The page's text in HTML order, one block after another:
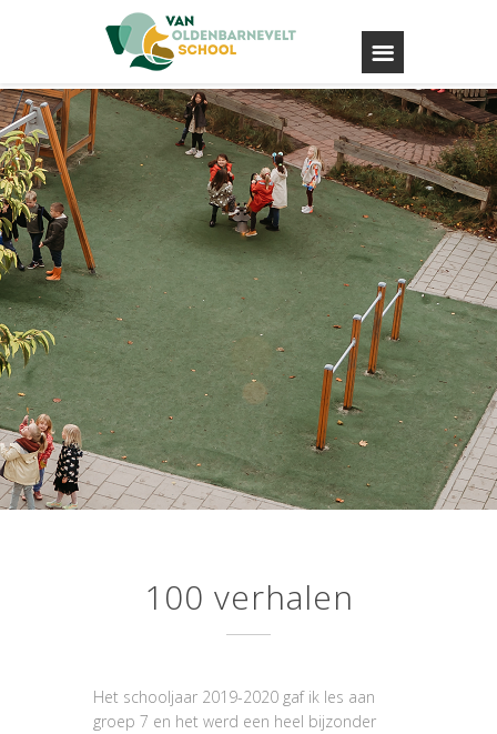
100 verhalen
Het schooljaar 2019-2020 gaf ik les aan
groep 7 en het werd een heel bijzonder